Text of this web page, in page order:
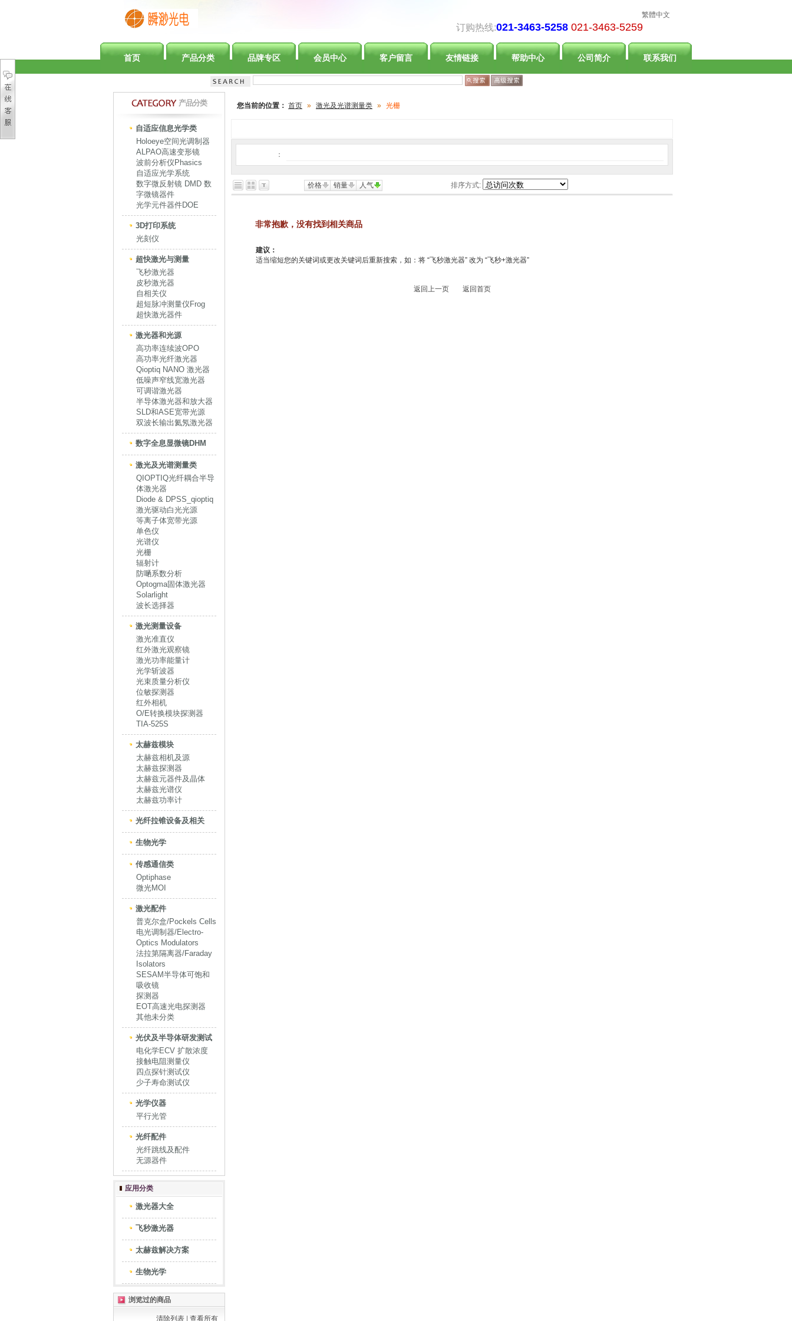
繁體中文
订购热线:021-3463-5258 021-3463-5259
首页 产品分类 品牌专区 会员中心 客户留言 友情链接 帮助中心 公司简介 联系我们
产品分类
自适应信息光学类
Holoeye空间光调制器
ALPAO高速变形镜
波前分析仪Phasics
自适应光学系统
数字微反射镜 DMD 数
字微镜器件
光学元件器件DOE
3D打印系统
光刻仪
超快激光与测量
飞秒激光器
皮秒激光器
自相关仪
超短脉冲测量仪Frog
超快激光器件
激光器和光源
高功率连续波OPO
高功率光纤激光器
Qioptiq NANO 激光器
低噪声窄线宽激光器
可调谐激光器
半导体激光器和放大器
SLD和ASE宽带光源
双波长输出氦氖激光器
数字全息显微镜DHM
激光及光谱测量类
QIOPTIQ光纤耦合半导
体激光器
Diode & DPSS_qioptiq
激光驱动白光光源
等离子体宽带光源
单色仪
光谱仪
光栅
辐射计
防嗮系数分析
Optogma固体激光器
Solarlight
波长选择器
激光测量设备
激光准直仪
红外激光观察镜
激光功率能量计
光学斩波器
光束质量分析仪
位敏探测器
红外相机
O/E转换模块探测器
TIA-525S
太赫兹模块
太赫兹相机及源
太赫兹探测器
太赫兹元器件及晶体
太赫兹光谱仪
太赫兹功率计
光纤拉锥设备及相关
生物光学
传感通信类
Optiphase
微光MOI
激光配件
普克尔盒/Pockels Cells
电光调制器/Electro-
Optics Modulators
法拉第隔离器/Faraday
Isolators
SESAM半导体可饱和
吸收镜
探测器
EOT高速光电探测器
其他未分类
光伏及半导体研发测试
电化学ECV 扩散浓度
接触电阻测量仪
四点探针测试仪
少子寿命测试仪
光学仪器
平行光管
光纤配件
光纤跳线及配件
无源器件
应用分类
激光器大全
飞秒激光器
太赫兹解决方案
生物光学
浏览过的商品
清除列表 查看所有
您当前的位置： 首页 » 激光及光谱测量类 » 光栅
：
价格 销量 人气 排序方式:
非常抱歉，没有找到相关商品
建议：
适当缩短您的关键词或更改关键词后重新搜索，如：将 “飞秒激光器” 改为 “飞秒+激光器”
返回上一页 返回首页